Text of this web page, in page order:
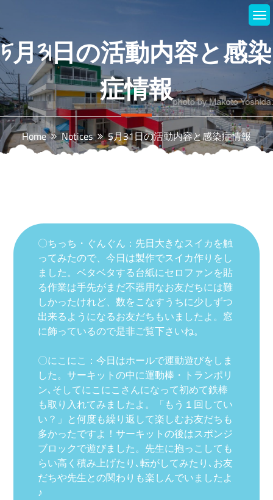
content
5月31日の活動内容と感染
症情報
Home Notices 5月31日の活動内容と感染症情報
〇ちっち・ぐんぐん：先日大きなスイカを触
ってみたので、今日は製作でスイカ作りをし
ました。ベタベタする台紙にセロファンを貼
る作業は手先がまだ不器用なお友だちには難
しかったけれど、数をこなすうちに少しずつ
出来るようになるお友だちもいましたよ。窓
に飾っているので是非ご覧下さいね。
〇にこにこ：今日はホールで運動遊びをしま
した。サーキットの中に運動棒・トランポリ
ン､そしてにこにこさんになって初めて鉄棒
も取り入れてみましたよ。「もう１回してい
い？」と何度も繰り返して楽しむお友だちも
多かったですよ！サーキットの後はスポンジ
ブロックで遊びました。先生に抱っこしても
らい高く積み上げたり､転がしてみたり､お友
だちや先生との関わりも楽しんでいましたよ
♪